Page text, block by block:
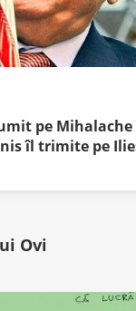
pe
îl trimite pe
Ovi